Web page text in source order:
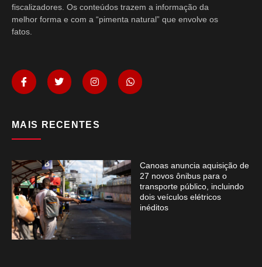
fiscalizadores. Os conteúdos trazem a informação da
melhor forma e com a “pimenta natural” que envolve os
fatos.
MAIS RECENTES
Canoas anuncia aquisição de
27 novos ônibus para o
transporte público, incluindo
dois veículos elétricos
inéditos